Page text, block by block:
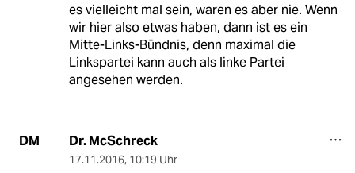
es vielleicht mal sein, waren es aber nie. Wenn
wir hier also etwas haben, dann ist es ein
Mitte-Links-Bündnis, denn maximal die
Linkspartei kann auch als linke Partei
angesehen werden.
DM Dr. McSchreck
17.11.2016, 10:19 Uhr